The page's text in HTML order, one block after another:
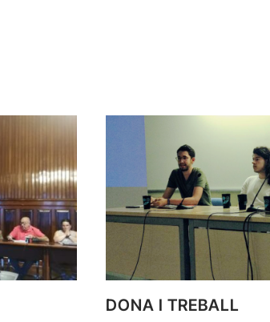
DONA I TREBALL